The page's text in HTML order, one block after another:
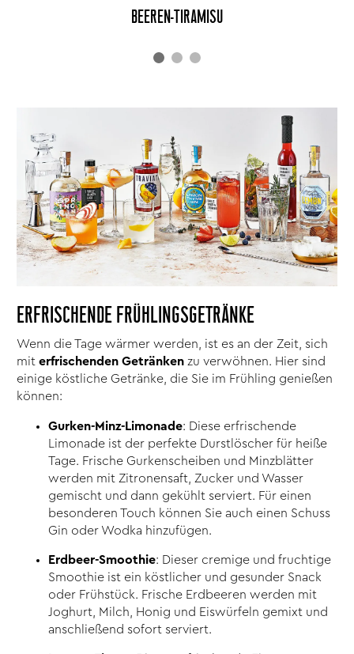
BEEREN-TIRAMISU
ERFRISCHENDE FRÜHLINGSGETRÄNKE
Wenn die Tage wärmer werden, ist es an der Zeit, sich
miterfrischenden Getränken zu verwöhnen. Hier sind
einige köstliche Getränke, die Sie im Frühling genießen
können:
Gurken-Minz-Limonade: Diese erfrischende
Limonade ist der perfekte Durstlöscher für heiße
Tage. Frische Gurkenscheiben und Minzblätter
werden mit Zitronensaft, Zucker und Wasser
gemischt und dann gekühlt serviert. Für einen
besonderen Touch können Sie auch einen Schuss
Gin oder Wodka hinzufügen.
Erdbeer-Smoothie: Dieser cremige und fruchtige
Smoothie ist ein köstlicher und gesunder Snack
oder Frühstück. Frische Erdbeeren werden mit
Joghurt, Milch, Honig und Eiswürfeln gemixt und
anschließend sofort serviert.